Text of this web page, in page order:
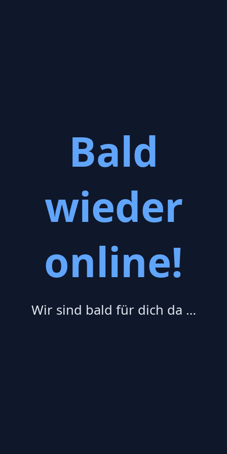
Bald
wieder
online!
Wir sind bald für dich da …